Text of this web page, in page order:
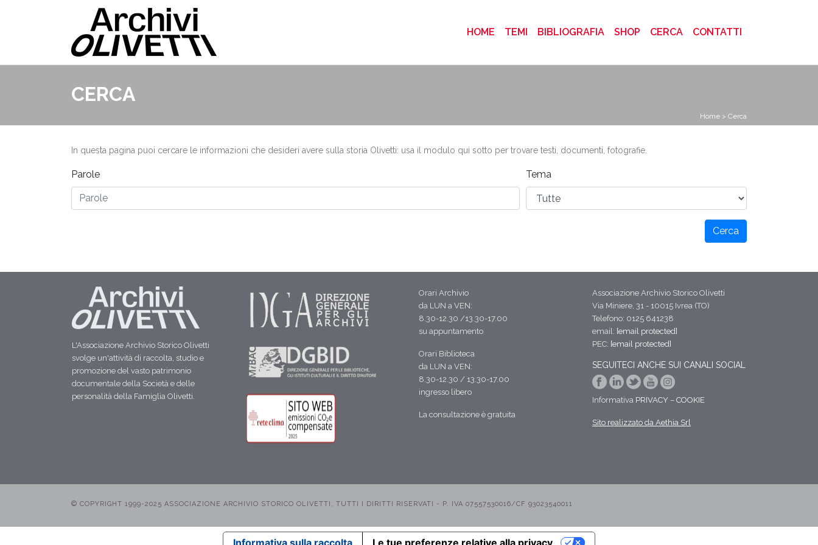
HOME (CURRENT)
TEMI BIBLIOGRAFIA SHOP CERCA CONTATTI
CERCA
Home > Cerca
In questa pagina puoi cercare le informazioni che desideri avere sulla storia Olivetti: usa il modulo qui sotto per trovare testi, documenti, fotografie.
Parole Tema
Cerca
L'Associazione Archivio Storico Olivetti
svolge un'attività di raccolta, studio e
promozione del vasto patrimonio
documentale della Società e delle
personalità della Famiglia Olivetti.
Orari Archivio
da LUN a VEN:
8.30-12.30 /13.30-17.00
su appuntamento
Orari Biblioteca
da LUN a VEN:
8.30-12.30 / 13.30-17.00
ingresso libero
La consultazione è gratuita
Associazione Archivio Storico Olivetti
Via Miniere, 31 - 10015 Ivrea (TO)
Telefono: 0125 641238
email: [email protected]
PEC: [email protected]
SEGUITECI ANCHE SUI CANALI SOCIAL
Informativa PRIVACY – COOKIE
Sito realizzato da Aethia Srl
© COPYRIGHT 1999-2025 ASSOCIAZIONE ARCHIVIO STORICO OLIVETTI, TUTTI I DIRITTI RISERVATI - P. IVA 07557530016/CF 93023540011
Informativa sulla raccolta Le tue preferenze relative alla privacy